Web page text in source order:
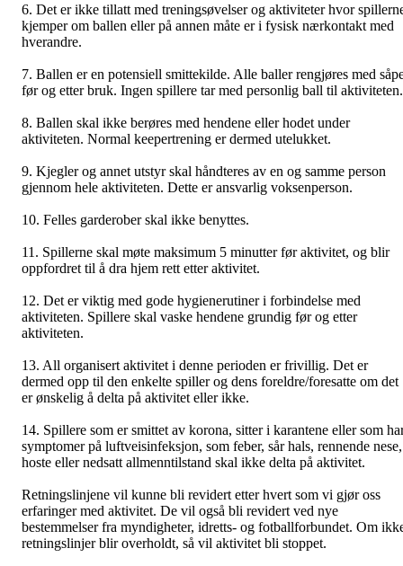
6. Det er ikke tillatt med treningsøvelser og aktiviteter hvor
kjemper om ballen eller på annen måte er i fysisk nærkontakt med
hverandre.
7. Ballen er en potensiell smittekilde. Alle baller rengjøres med
før og etter bruk. Ingen spillere tar med personlig ball til aktiviteten.
8. Ballen skal ikke berøres med hendene eller hodet under
aktiviteten. Normal keepertrening er dermed utelukket.
9. Kjegler og annet utstyr skal håndteres av en og samme person
gjennom hele aktiviteten. Dette er ansvarlig voksenperson.
10. Felles garderober skal ikke benyttes.
11. Spillerne skal møte maksimum 5 minutter før aktivitet, og blir
oppfordret til å dra hjem rett etter aktivitet.
12. Det er viktig med gode hygienerutiner i forbindelse med
aktiviteten. Spillere skal vaske hendene grundig før og etter
aktiviteten.
13. All organisert aktivitet i denne perioden er frivillig. Det er
dermed opp til den enkelte spiller og dens foreldre/foresatte om det
er ønskelig å delta på aktivitet eller ikke.
14. Spillere som er smittet av korona, sitter i karantene eller som
symptomer på luftveisinfeksjon, som feber, sår hals, rennende nese,
hoste eller nedsatt allmenntilstand skal ikke delta på aktivitet.
Retningslinjene vil kunne bli revidert etter hvert som vi gjør oss
erfaringer med aktivitet. De vil også bli revidert ved nye
bestemmelser fra myndigheter, idretts- og fotballforbundet. Om
retningslinjer blir overholdt, så vil aktivitet bli stoppet.